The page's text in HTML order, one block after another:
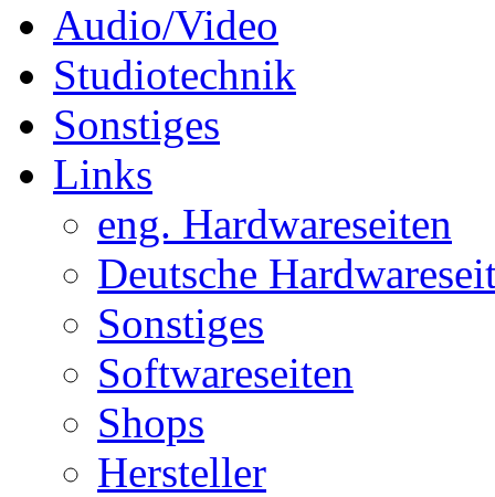
Audio/Video
Studiotechnik
Sonstiges
Links
eng. Hardwareseiten
Deutsche
Sonstiges
Softwareseiten
Shops
Hersteller